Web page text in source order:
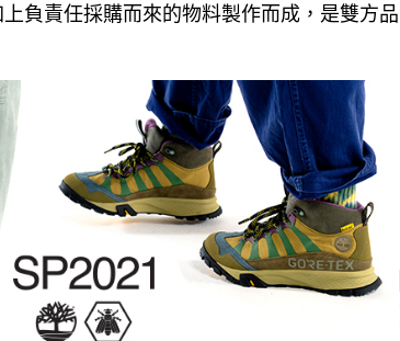
負責任採購而來的物料製作而成，是雙方品